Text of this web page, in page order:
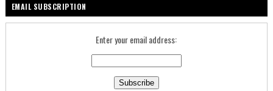
EMAIL SUBSCRIPTION
Enter your email address: